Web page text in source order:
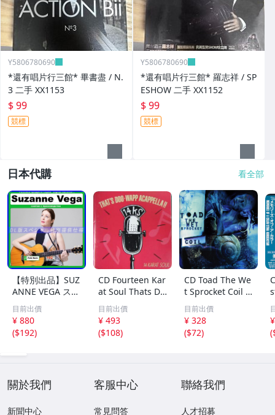
Y5806780690
*還有唱片行三館* 畢書盡 / N.
3 二手 XX1153
$ 99
競標
Y5806780690
*還有唱片行三館* 羅志祥 / SP
ESHOW 二手 XX1152
$ 99
競標
日本代購 看全部
【特別出品】SUZ
ANNE VEGA スザ
ンヌ・ヴェガ 精
選集 100歌 音楽D
L(MP3CD)☆
目前出價
¥ 880
($192)
CD Fourteen Kar
at Soul Thats Do
o-Wapp Acappel
la PCCY00374 Ca
nyon Internatio
nal /00110
目前出價
¥ 493
($108)
CD Toad The We
t Sprocket Coil C
K67862 Columbi
a /00110
目前出價
¥ 328
($72)
(
關於我們
新聞中心
客服中心
常見問答
聯絡我們
人才招募